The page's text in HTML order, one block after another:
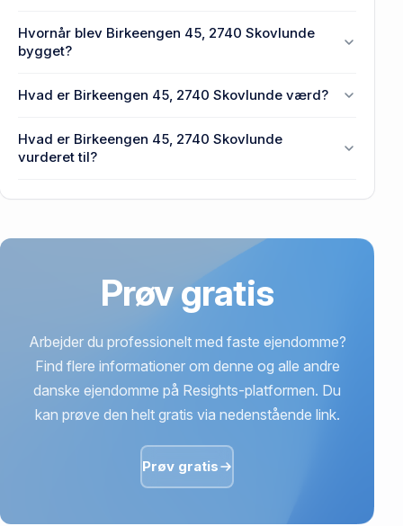
Enhedens BBR-areal er 100 m² på Birkeengen 45,
2740 Skovlunde.
Hvornår blev Birkeengen 45, 2740 Skovlunde
bygget?
Hvad er Birkeengen 45, 2740 Skovlunde værd?
Skovlunde senest blev handlet i 1994.
Hvad er Birkeengen 45, 2740 Skovlunde
vurderet til?
Prøv gratis
Arbejder du professionelt med faste ejendomme?
Find flere informationer om denne og alle andre
danske ejendomme på Resights-platformen. Du
kan prøve den helt gratis via nedenstående link.
Prøv gratis